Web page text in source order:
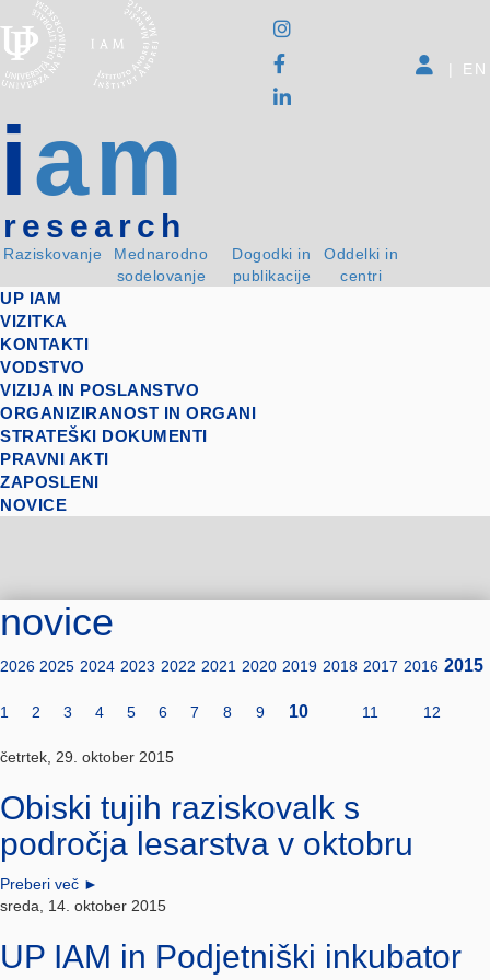
iam
research
Raziskovanje
Mednarodno
sodelovanje
Dogodki in
publikacije
Oddelki in
centri
| EN
UP IAM
VIZITKA
KONTAKTI
VODSTVO
VIZIJA IN POSLANSTVO
ORGANIZIRANOST IN ORGANI
STRATEŠKI DOKUMENTI
PRAVNI AKTI
ZAPOSLENI
NOVICE
novice
2026 2025 2024 2023 2022 2021 2020 2019 2018 2017 2016 2015
1 2 3 4 5 6 7 8 9 10 11 12
četrtek, 29. oktober 2015
Obiski tujih raziskovalk s
področja lesarstva v oktobru
Preberi več ►
sreda, 14. oktober 2015
UP IAM in Podjetniški inkubator